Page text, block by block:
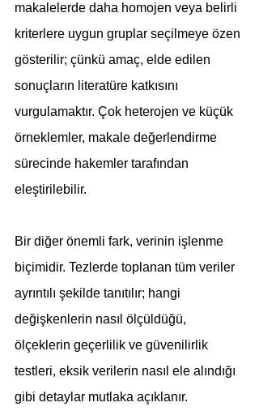
makalelerde daha homojen veya belirli
kriterlere uygun gruplar seçilmeye özen
gösterilir; çünkü amaç, elde edilen
sonuçların literatüre katkısını
vurgulamaktır. Çok heterojen ve küçük
örneklemler, makale değerlendirme
sürecinde hakemler tarafından
eleştirilebilir.
Bir diğer önemli fark, verinin işlenme
biçimidir. Tezlerde toplanan tüm veriler
ayrıntılı şekilde tanıtılır; hangi
değişkenlerin nasıl ölçüldüğü,
ölçeklerin geçerlilik ve güvenilirlik
testleri, eksik verilerin nasıl ele alındığı
gibi detaylar mutlaka açıklanır.